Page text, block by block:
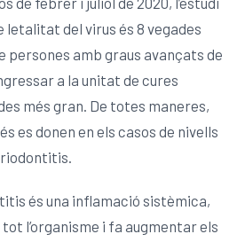
letalitat del virus és 8 vegades
persones amb graus avançats de
a la unitat de cures
més gran. De totes maneres,
es donen en els casos de nivells
és una inflamació sistèmica,
l’organisme i fa augmentar els